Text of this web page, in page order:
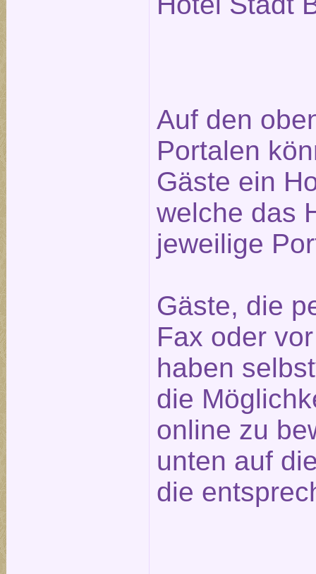
Auf den
Portalen
Gäste ein
welche das
jeweilige
Gäste, die
Fax oder
haben
die
online zu
unten auf
die